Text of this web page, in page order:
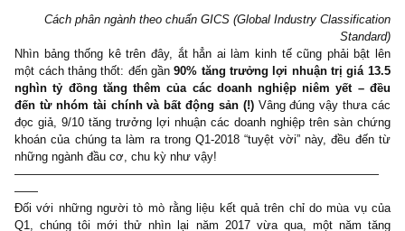
đến từ đâu, hay nói đúng hơn là đến từ những ngành nghề nào??
Dưới đây là bảng thống kê đóng góp vào tăng trưởng lợi
2018 so với cùng kỳ Q1-2017 của 735 doanh nghiệp niêm yết
HOSE & HNX theo các nhóm ngành:
Cách phân ngành theo chuẩn GICS (Global Industry
Nhìn bảng thống kê trên đây, ắt hẳn ai làm kinh tế cũng phải
một cách thảng thốt: đến gần90% tăng trưởng lợi nhuận trị giá
nghìn tỷ đồng tăng thêm của các doanh nghiệp niêm yết
đến từ nhóm tài chính và bất động sản (!)Vâng đúng vậy